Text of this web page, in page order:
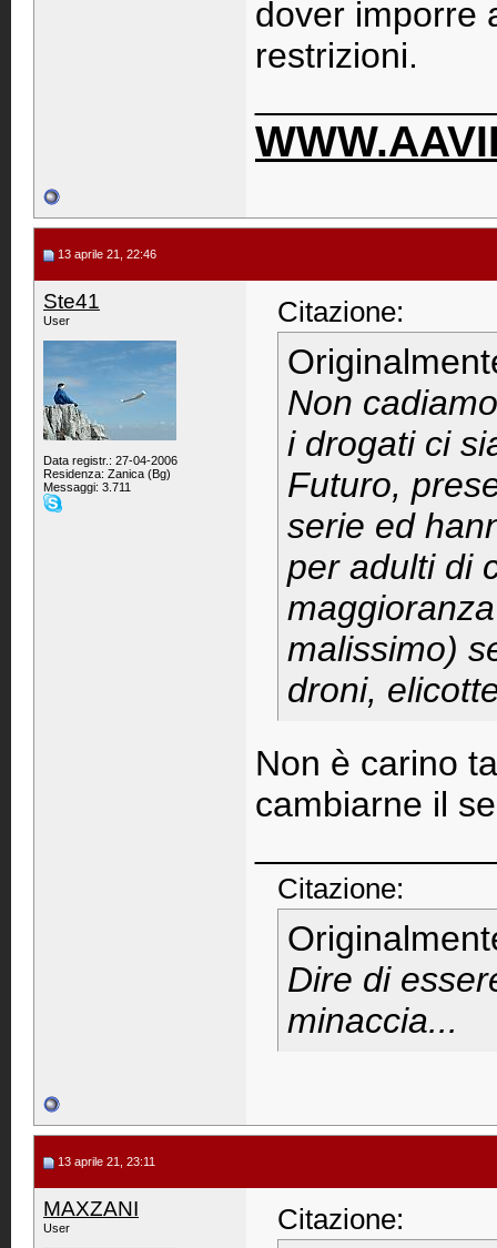
dover imporre
restrizioni.
13 aprile 21, 22:46
Ste41
User
Data registr.: 27-04-2006
Residenza: Zanica (Bg)
Messaggi: 3.711
Citazione:
Non
i drogati ci
Futuro,
serie ed
per adulti di
malissimo)
droni,
Non è carino
cambiarne il
Citazione:
Dire di
minaccia...
13 aprile 21, 23:11
MAXZANI
User Citazione: